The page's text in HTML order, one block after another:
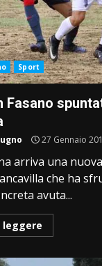
Sport
Fasano
27 Gennaio
arriva una
che ha
avuta...
leggere